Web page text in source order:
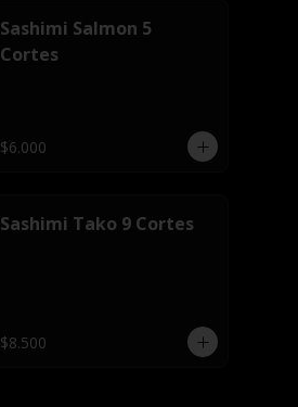
Sashimi Salmon 5
Cortes
$6.000
Sashimi Tako 9 Cortes
$8.500